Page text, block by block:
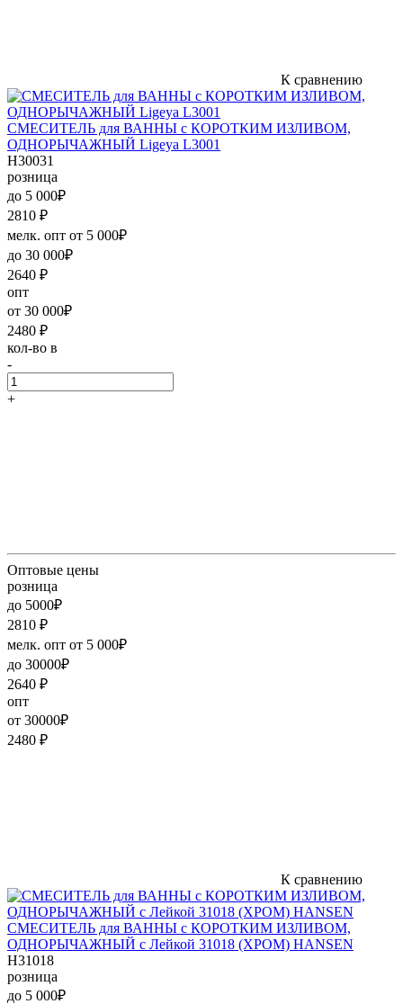
К сравнению
СМЕСИТЕЛЬ для ВАННЫ с КОРОТКИМ ИЗЛИВОМ,
ОДНОРЫЧАЖНЫЙ Ligeya L3001
H30031
розница
до 5 000₽
2810 ₽
мелк. опт от 5 000₽
до 30 000₽
2640 ₽
опт
от 30 000₽
2480 ₽
кол-во в
-
+
Оптовые цены
розница
до 5000₽
2810 ₽
мелк. опт от 5 000₽
до 30000₽
2640 ₽
опт
от 30000₽
2480 ₽
К сравнению
СМЕСИТЕЛЬ для ВАННЫ с КОРОТКИМ ИЗЛИВОМ,
ОДНОРЫЧАЖНЫЙ с Лейкой 31018 (ХРОМ) HANSEN
H31018
розница
до 5 000₽